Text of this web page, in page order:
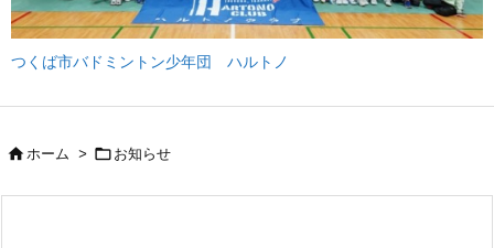
つくば市バドミントン少年団 ハルトノ

前へ
ホーム >  お知らせ